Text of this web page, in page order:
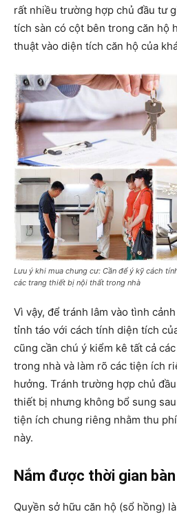
rất nhiều trường hợp chủ đầu tư
tích sàn có cột bên trong căn hộ
thuật vào diện tích căn hộ của
Lưu ý khi mua chung cư: Cần để ý kỹ cách
các trang thiết bị nội thất trong nhà
Vì vậy, để tránh lâm vào tình
tỉnh táo với cách tính diện tích
cũng cần chú ý kiểm kê tất cả
trong nhà và làm rõ các tiện ích
hưởng. Tránh trường hợp chủ
thiết bị nhưng không bổ sung
tiện ích chung riêng nhằm thu
này.
Nắm được thời gian
Quyền sở hữu căn hộ (sổ hồng)